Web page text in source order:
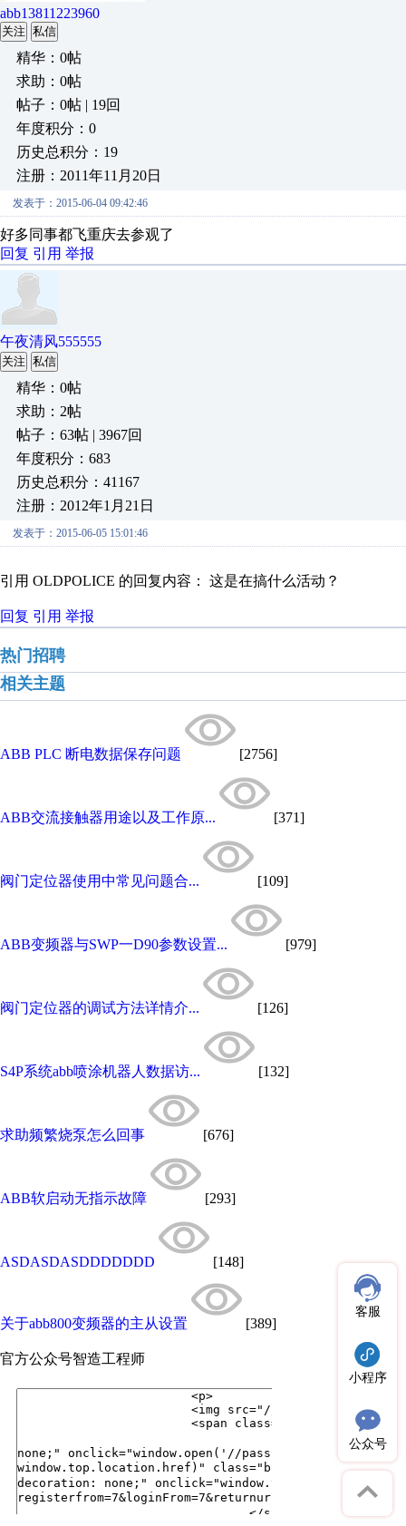
abb13811223960
关注 私信
精华：0帖
求助：0帖
帖子：0帖 | 19回
年度积分：0
历史总积分：19
注册：2011年11月20日
发表于：2015-06-04 09:42:46
好多同事都飞重庆去参观了
回复 引用 举报
午夜清风555555
关注 私信
精华：0帖
求助：2帖
帖子：63帖 | 3967回
年度积分：683
历史总积分：41167
注册：2012年1月21日
发表于：2015-06-05 15:01:46
引用 OLDPOLICE 的回复内容： 这是在搞什么活动？
回复 引用 举报
热门招聘
相关主题
ABB PLC 断电数据保存问题 [2756]
ABB交流接触器用途以及工作原... [371]
阀门定位器使用中常见问题合... [109]
ABB变频器与SWP一D90参数设置... [979]
阀门定位器的调试方法详情介... [126]
S4P系统abb喷涂机器人数据访... [132]
求助频繁烧泵怎么回事 [676]
ABB软启动无指示故障 [293]
ASDASDASDDDDDDD [148]
关于abb800变频器的主从设置 [389]
官方公众号智造工程师
客服
小程序
公众号